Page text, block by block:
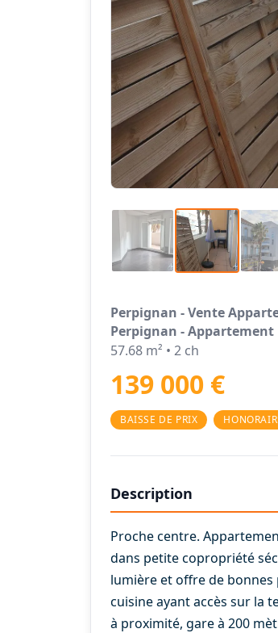
Perpignan - Vente
Perpignan - Appartement
57.68 m² • 2 ch
139 000 €
BAISSE DE PRIX
Description
Proche centre.
dans petite copropriété
lumière et offre de
cuisine ayant accès sur la
à proximité, gare à 200